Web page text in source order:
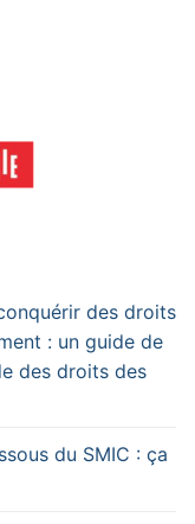
des droits
: un guide de
des droits des
du SMIC : ça